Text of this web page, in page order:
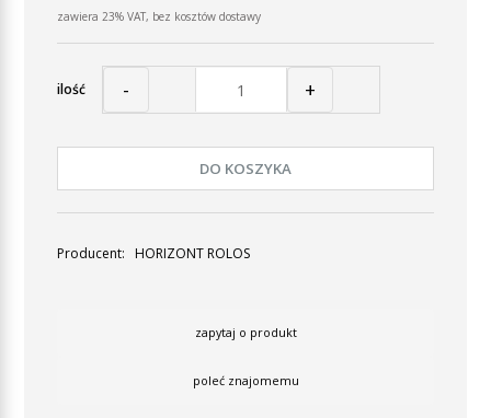
zawiera 23% VAT, bez kosztów dostawy
ilość - +
DO KOSZYKA
Producent: HORIZONT ROLOS
zapytaj o produkt
poleć znajomemu